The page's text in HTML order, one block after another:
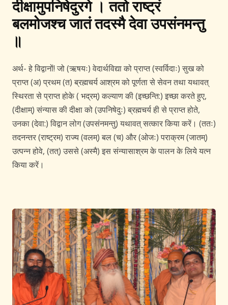
दीक्षामुपनिषेदुरगे । ततो राष्ट्रं
बलमोजश्च जातं तदस्मै देवा उपसंनमन्तु
॥
अर्थ- हे विद्वानों! जो (ऋषयः) वेदार्थविद्या को प्राप्त (स्वर्विदाः) सुख को
प्राप्त (अ) प्रथम (त) ब्रह्मचर्य आश्रम को पूर्णता से सेवन तथा यथावत्
स्थिरता से प्राप्त होके ( भद्रम्) कल्याण की (इच्छन्ति:) इच्छा करते हुए,
(दीक्षाम्) संन्यास की दीक्षा को (उपनिषेदुः) ब्रह्मचर्य ही से प्राप्त होते,
उनका (देवा:) विद्वान लोग (उपसंनमन्तु) यथावत् सत्कार किया करें। (ततः)
तदनन्तर (राष्ट्रम) राज्य (वलम्) बल (च) और (ओजः) पराक्रम (जातम्)
उत्पन्न होवे, (तत्) उससे (अस्मै) इस संन्यासाश्रम के पालन के लिये यत्न
किया करें।